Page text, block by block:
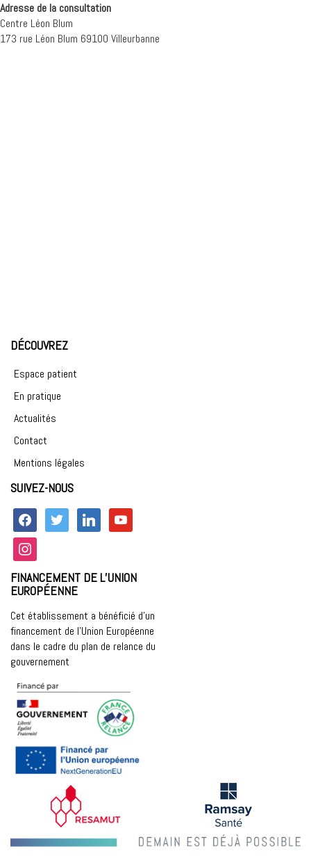
Adresse de la consultation
Centre Léon Blum
173 rue Léon Blum 69100 Villeurbanne
DÉCOUVREZ
Espace patient
En pratique
Actualités
Contact
Mentions légales
SUIVEZ-NOUS
facebook twitter linkedin
youtube
instagram
FINANCEMENT DE L’UNION
EUROPÉENNE
Cet établissement a bénéficié d’un
financement de l’Union Européenne
dans le cadre du plan de relance du
gouvernement